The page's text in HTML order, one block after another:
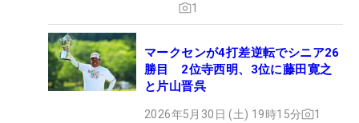
1
マークセンが4打差逆転でシニア26
勝目 2位寺西明、3位に藤田寛之
と片山晋呉
2026年5月30日 (土) 19時15分 1